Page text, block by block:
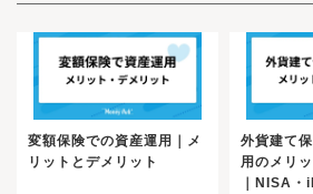
で元本割れのリスクは軽減します。短期で
買を繰り返さず、長期的な運用を心がけるこ
が大切です。NISAを始めるには、2023年ま
い場合によっては異なります。また、旧制
利用していた金融機関とは別の金融機関で
たいという方も、異なる手続きが必要です。
こでは、それぞれの方法について解説しま
Aと比べて年間投資枠・非課税保有限度額の
によって資産形成がより効率的になったこ
挙げられます。投資額の大きさは資産形成
できる人は、魅力的に感じるでしょう。旧
制度では、限度額が小さいため、超過した
は、特定口座(課税される口座)で運用しなけ
なりませんでした。長期で投資をする場合
格変動が比較的穏やかで、定期的な利子収
期待できる「債券」をベースに組み込みつ
将来のインフレ（物価上昇）対策や成長を
フプランに合わせてバランスよく組み合わせ
る、といったポートフォリオでの運用が大
なります。これをご自身のこれからの収入予
定、ご家族の状況、何よりご自身の「本当
いリターンを望む場合は、比較的値動きの
い投資対象に投資している投資信託を選ぶ
いでしょう。投資信託で運用をするメリッ
ついてさらに詳しく知りたい方は、こちら
事を参考にしてください。投資信託とは投
からの資金を専門家が運用する商品。仕組
解説投資信託とETF（上場投資信託）の違い
関）しか開設できません。・NISAで購入で
商品は金融商品取引業者が指定する商品に
れます。・年間投資枠と非課税保有限度額
定されます。・損失は税務上ないものとさ
す。・出国により非居住者に該当する場合
A口座で上場株式等の管理を行うことはでき
ん。・つみたて投資枠では積立による定期
続的な買付しかできません。・その他、
変額保険での資産運用｜メ
リットとデメリット
外貨建て
用のメリ
｜NISA・